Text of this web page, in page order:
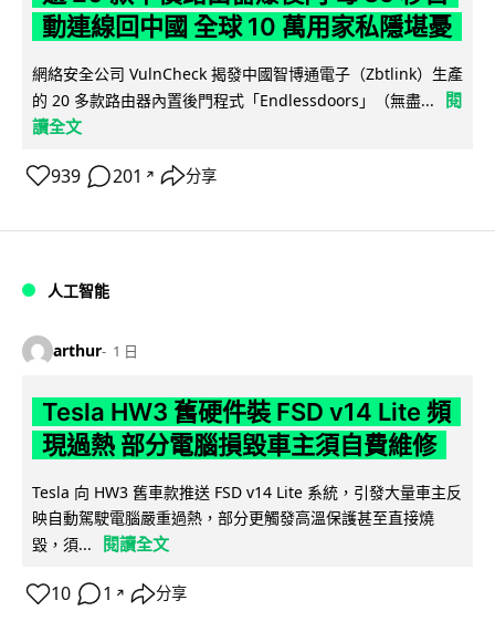
動連線回中國 全球 10 萬用家私隱堪憂
網絡安全公司 VulnCheck 揭發中國智博通電子（Zbtlink）生產
的 20 多款路由器內置後門程式「Endlessdoors」（無盡...
閱
讀全文
939 201 ↗ 分享
人工智能
arthur 1 日
Tesla HW3 舊硬件裝 FSD v14 Lite 頻
現過熱 部分電腦損毀車主須自費維修
Tesla 向 HW3 舊車款推送 FSD v14 Lite 系統，引發大量車主反
映自動駕駛電腦嚴重過熱，部分更觸發高溫保護甚至直接燒
毀，須...
閱讀全文
10 1 ↗ 分享